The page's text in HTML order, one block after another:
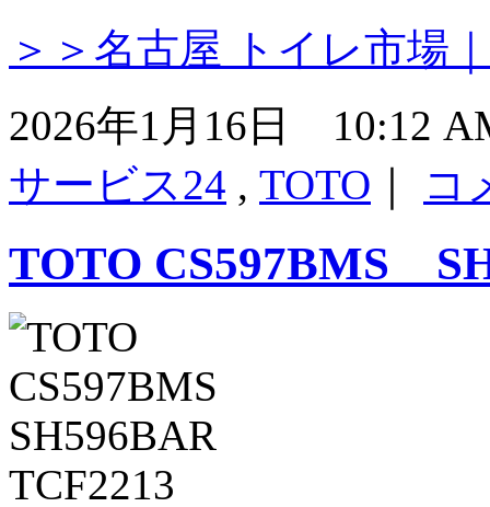
＞＞名古屋 トイレ市場
2026年1月16日 10:12
サービス24 , TOTO コ
TOTO CS597BMS